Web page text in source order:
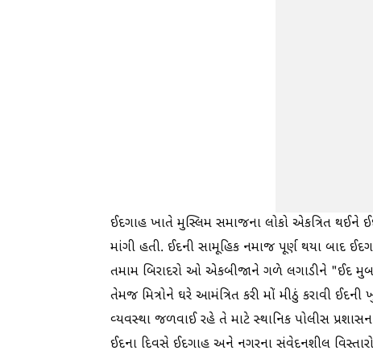
ઈદગાહ ખાતે મુસ્લિમ સમાજના લોકો એકત્રિત
માંગી હતી. ઈદની સામૂહિક નમાજ પૂર્ણ થયા બાદ
તમામ બિરાદરો ઓ એકબીજાને ગળે લગાડીને "ઈદ
તેમજ મિત્રોને ઘરે આમંત્રિત કરી મોં મીઠું કરાવી
વ્યવસ્થા જળવાઈ રહે તે માટે સ્થાનિક પોલીસ
ઈદના દિવસે ઈદગાહ અને નગરના સંવેદનશીલ